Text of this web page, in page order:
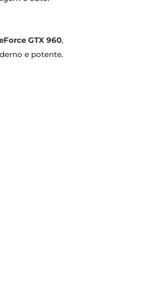
GTX 960,
e potente.